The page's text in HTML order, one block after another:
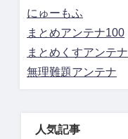
にゅーもふ
まとめアンテナ100
まとめくすアンテナ
無理難題アンテナ
人気記事